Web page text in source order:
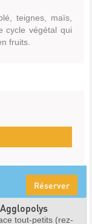
teignes, maïs,
cycle végétal qui
fruits.
Réserver
tout-petits (rez-